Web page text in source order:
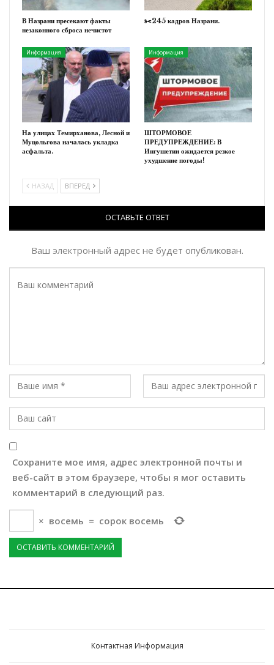
В Назрани пресекают факты
незаконного сброса нечистот
✂️245 кадров Назрани.
Информация
На улицах Темирханова, Лесной и
Муцольгова началась укладка
асфальта.
Информация
ШТОРМОВОЕ
ПРЕДУПРЕЖДЕНИЕ: В
Ингушетии ожидается резкое
ухудшение погоды!
НАЗАД ВПЕРЕД
ОСТАВЬТЕ ОТВЕТ
Ваш электронный адрес не будет опубликован.
Сохраните мое имя, адрес электронной почты и
веб-сайт в этом браузере, чтобы я мог оставить
комментарий в следующий раз.
× восемь = сорок восемь
Контактная Информация